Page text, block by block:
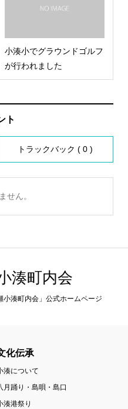
小湊小でグラウンドゴルフ
が行われました
ト
トラックバック ( 0 )
せん。
湊町内会
湊町内会」公式ホームページ
化伝承
湊について
月踊り・島唄・島口
湊港祭り